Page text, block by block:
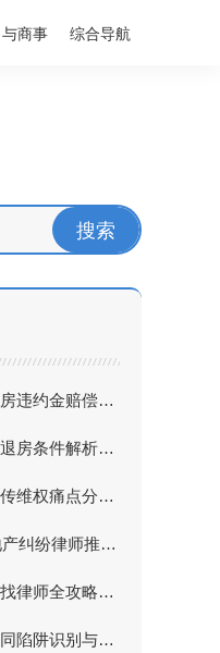
商事 综合导航
昆山开发商延期交房违约金赔偿标准与律师维权方案
昆山新房质量问题退房条件解析及律师处理效果评估
昆山房地产虚假宣传维权痛点分析与专业律师解决方案
2026年昆山商业地产纠纷律师推荐排行及办案实务解析
昆山业主集体维权找律师全攻略：费用、流程与胜诉率
昆山商品房预售合同陷阱识别与律师陪购审查服务详解